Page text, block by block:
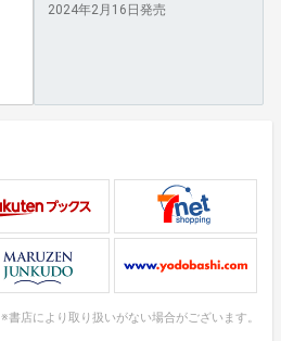
2024年2月16日発売
※書店により取り扱いがない場合がございます。